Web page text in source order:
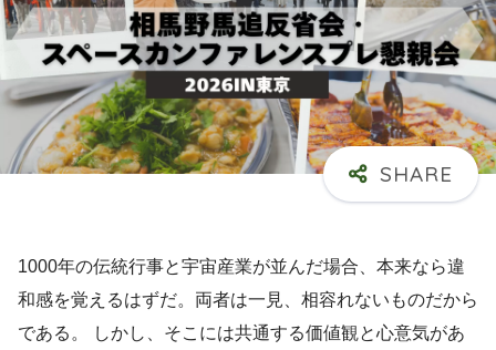
1000年の伝統行事と宇宙産業が並んだ場合、本来なら違
和感を覚えるはずだ。両者は一見、相容れないものだから
である。 しかし、そこには共通する価値観と心意気があ